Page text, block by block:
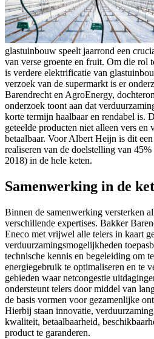
glastuinbouw speelt jaarrond een
van verse groente en fruit. Om die rol
is verdere elektrificatie van
verzoek van de supermarkt is er
Barendrecht en AgroEnergy,
onderzoek toont aan dat
korte termijn haalbaar en rendabel is.
geteelde producten niet alleen vers
betaalbaar. Voor Albert Heijn is dit
realiseren van de doelstelling van
2018) in de hele keten.
Samenwerking in de
Binnen de samenwerking versterken
verschillende expertises. Bakker
Eneco met vrijwel alle telers in kaart
verduurzamingsmogelijkheden
technische kennis en begeleiding om
energiegebruik te optimaliseren en te
gebieden waar netcongestie
ondersteunt telers door middel van
de basis vormen voor gezamenlijke
Hierbij staan innovatie,
kwaliteit, betaalbaarheid,
product te garanderen.